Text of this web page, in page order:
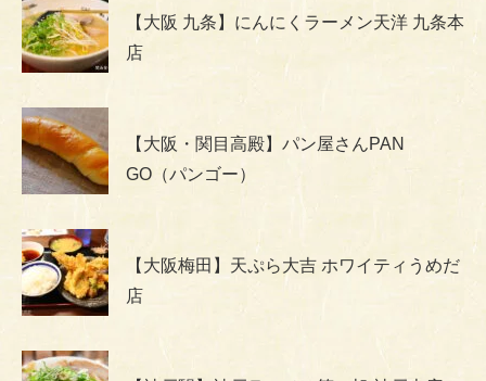
【大阪 九条】にんにくラーメン天洋 九条本
店
【大阪・関目高殿】パン屋さんPAN
GO（パンゴー）
【大阪梅田】天ぷら大吉 ホワイティうめだ
店